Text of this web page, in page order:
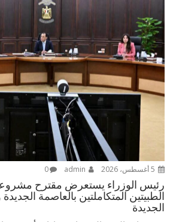
0
رئيس الوزراء يستعرض مقترح
الطبيتين المتكاملتين بالعاصمة
الجديدة